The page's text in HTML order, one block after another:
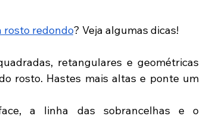
rosto redondo? Veja algumas dicas!
retangulares e geométricas
rosto. Hastes mais altas e ponte um
a linha das sobrancelhas e o